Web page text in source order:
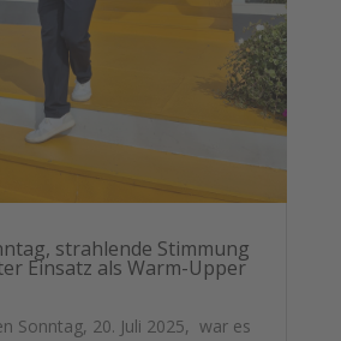
strahlende Stimmung
Einsatz als Warm-Upper
Sonntag, 20. Juli 2025, war es